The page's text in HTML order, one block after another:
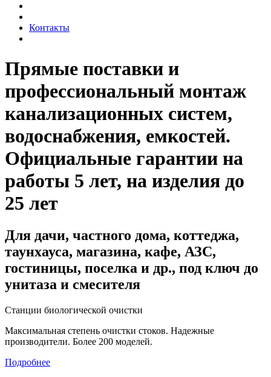
Контакты
Прямые поставки и
профессиональный монтаж
канализационных систем,
водоснабжения, емкостей.
Официальные гарантии на
работы 5 лет, на изделия до
25 лет
Для дачи, частного дома, коттеджа,
таунхауса, магазина, кафе, АЗС,
гостиницы, поселка и др., под ключ до
унитаза и смесителя
Станции биологической очистки
Максимальная степень очистки стоков. Надежные
производители. Более 200 моделей.
Подробнее